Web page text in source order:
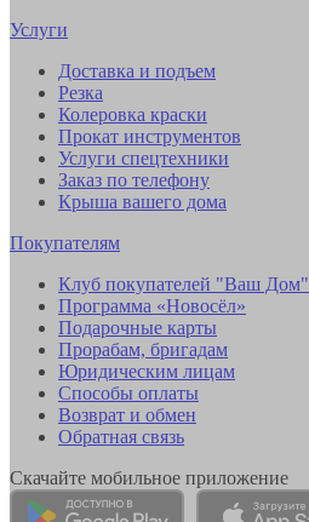
Услуги
Доставка и подъем
Резка
Колеровка краски
Прокат инструментов
Услуги спецтехники
Заказ по телефону
Крыша вашего дома
Покупателям
Клуб покупателей "Ваш Дом"
Программа «Новосёл»
Подарочные карты
Прорабам, бригадам
Юридическим лицам
Способы оплаты
Возврат и обмен
Обратная связь
Скачайте мобильное приложение